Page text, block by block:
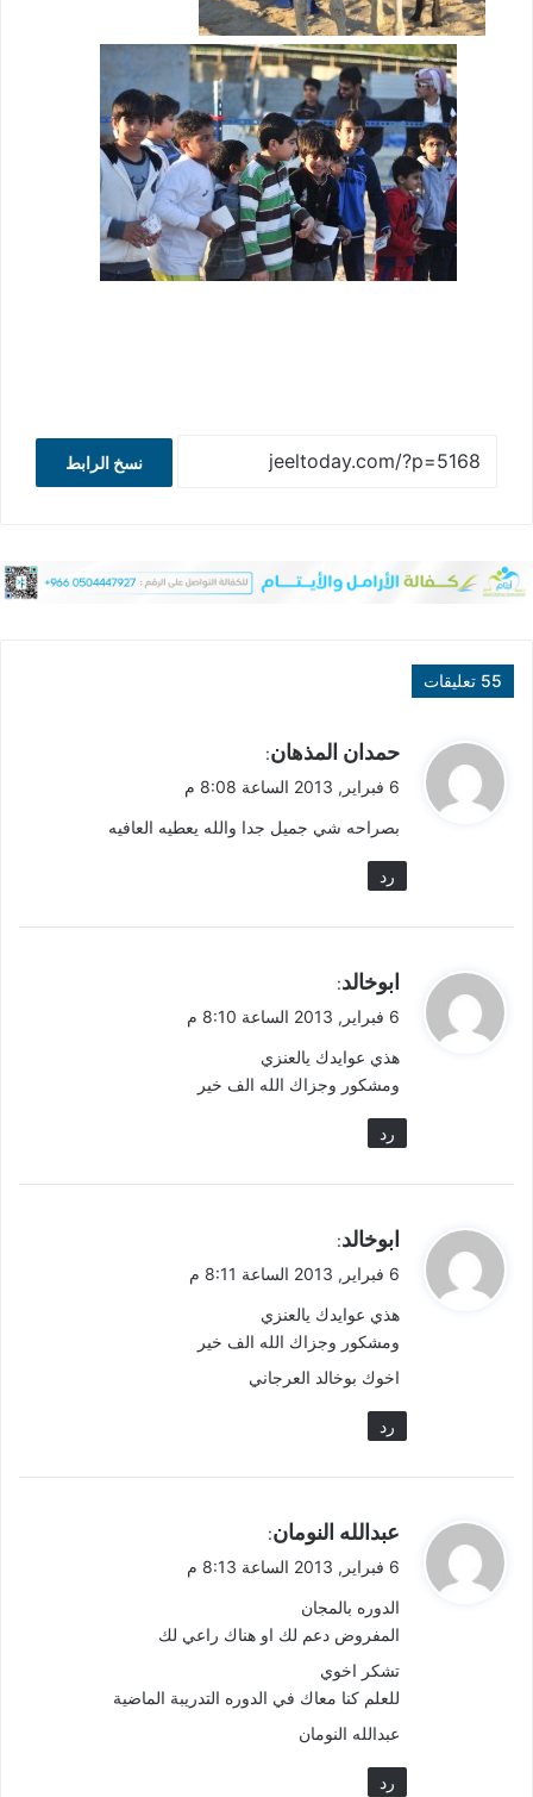
نسخ الرابط
‫55 تعليقات
ي
ق
ل
حمدان المذهان:
6 فبراير, 2013 الساعة 8:08 م
بصراحه شي جميل جدا والله يعطيه العافيه
رد
ي
ق
ل
ابوخالد:
6 فبراير, 2013 الساعة 8:10 م
هذي عوايدك يالعنزي
ومشكور وجزاك الله الف خير
رد
ي
ق
ل
ابوخالد:
6 فبراير, 2013 الساعة 8:11 م
هذي عوايدك يالعنزي
ومشكور وجزاك الله الف خير
اخوك بوخالد العرجاني
رد
ي
ق
ل
عبدالله النومان:
6 فبراير, 2013 الساعة 8:13 م
الدوره بالمجان
المفروض دعم لك او هناك راعي لك
تشكر اخوي
للعلم كنا معاك في الدوره التدريبة الماضية
عبدالله النومان
رد